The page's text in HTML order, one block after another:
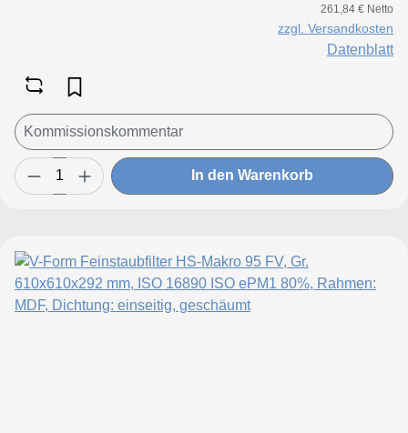
261,84 € Netto
zzgl. Versandkosten
Datenblatt
In den Warenkorb